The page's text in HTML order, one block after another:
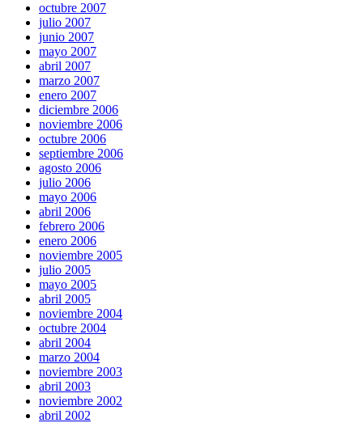
octubre 2007
julio 2007
junio 2007
mayo 2007
abril 2007
marzo 2007
enero 2007
diciembre 2006
noviembre 2006
octubre 2006
septiembre 2006
agosto 2006
julio 2006
mayo 2006
abril 2006
febrero 2006
enero 2006
noviembre 2005
julio 2005
mayo 2005
abril 2005
noviembre 2004
octubre 2004
abril 2004
marzo 2004
noviembre 2003
abril 2003
noviembre 2002
abril 2002